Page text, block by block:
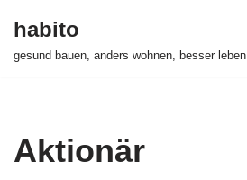
habito
gesund bauen, anders wohnen, besser leben
Aktionär